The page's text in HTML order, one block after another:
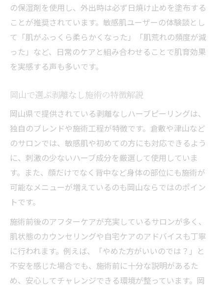
の保湿剤を使用し、外出時は必ず日焼け止めを塗布する
ことが推奨されています。敏感肌ユーザーの体験談とし
て「肌がふっくら柔らかくなった」「肌荒れの頻度が減
った」など、日常のケアと組み合わせることで肌育効果
を実感する声も多いです。
岡山で選ぶ剥離なし施術の特徴解説
岡山県で提供されている剥離なしハーブピーリングは、
独自のブレンドや施術工程が特徴です。倉敷や津山など
のサロンでは、敏感肌や初めての方にも対応できるよう
に、刺激の少ないハーブ成分を厳選して使用していま
す。また、顔だけでなく背中など身体の部位にも施術が
可能なメニューが増えているのも岡山ならではのポイン
トです。
施術前後のアフターケアが充実しているサロンが多く、
肌状態のカウンセリングや自宅ケアのアドバイスも丁寧
に行われます。例えば、「やめた方がいいのでは？」と
不安を感じた場合でも、施術前に十分な説明があるた
め、安心してチャレンジできる環境が整っています。岡